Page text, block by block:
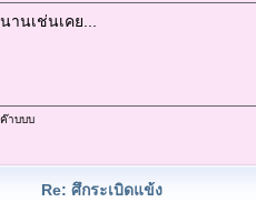
านเช่นเคย...
าบบบ
Re: ศึกระเบิดแข้ง